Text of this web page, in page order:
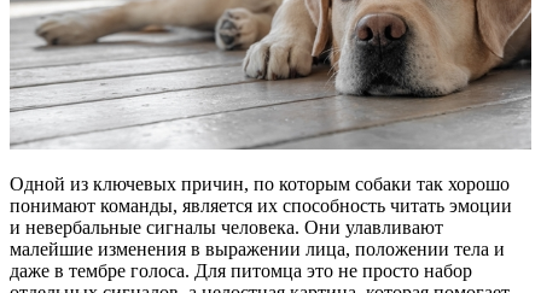
Одной из ключевых причин, по которым собаки так хорошо
понимают команды, является их способность читать эмоции
и невербальные сигналы человека. Они улавливают
малейшие изменения в выражении лица, положении тела и
даже в тембре голоса. Для питомца это не просто набор